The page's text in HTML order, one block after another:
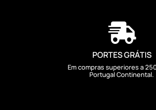

PORTES GRÁTIS
Em compras superiores a
Portugal Continental.